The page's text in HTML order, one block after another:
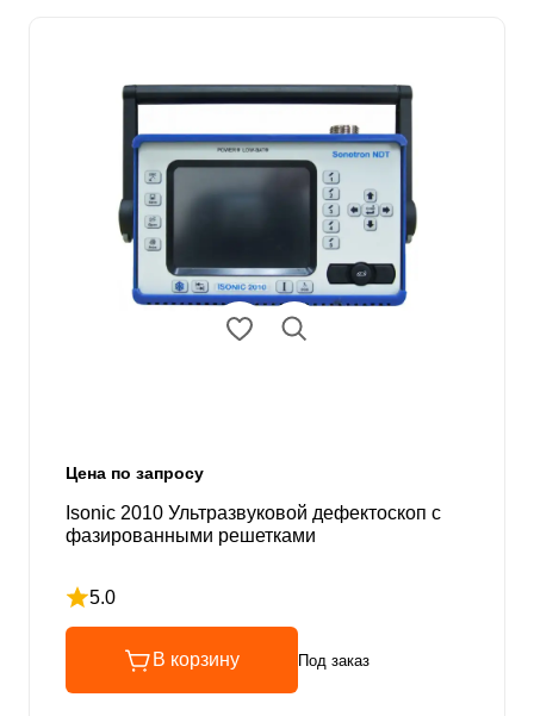
Цена по запросу
Isonic 2010 Ультразвуковой дефектоскоп с
фазированными решетками
5.0
Рейтинг 5 из 5
В корзину Под заказ